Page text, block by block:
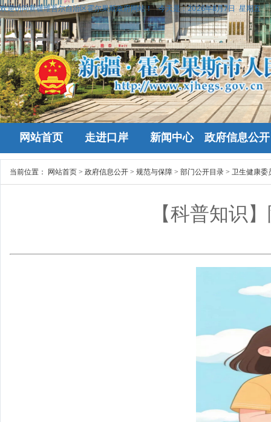
欢迎访问新疆维吾尔自治区霍尔果斯政府网站！ 今天是：2026年8月7日 星期五
网站首页 走进口岸 新闻中心 政府信息公开
当前位置： 网站首页 > 政府信息公开 > 规范与保障 > 部门公开目录 > 卫生健康委
【科普知识